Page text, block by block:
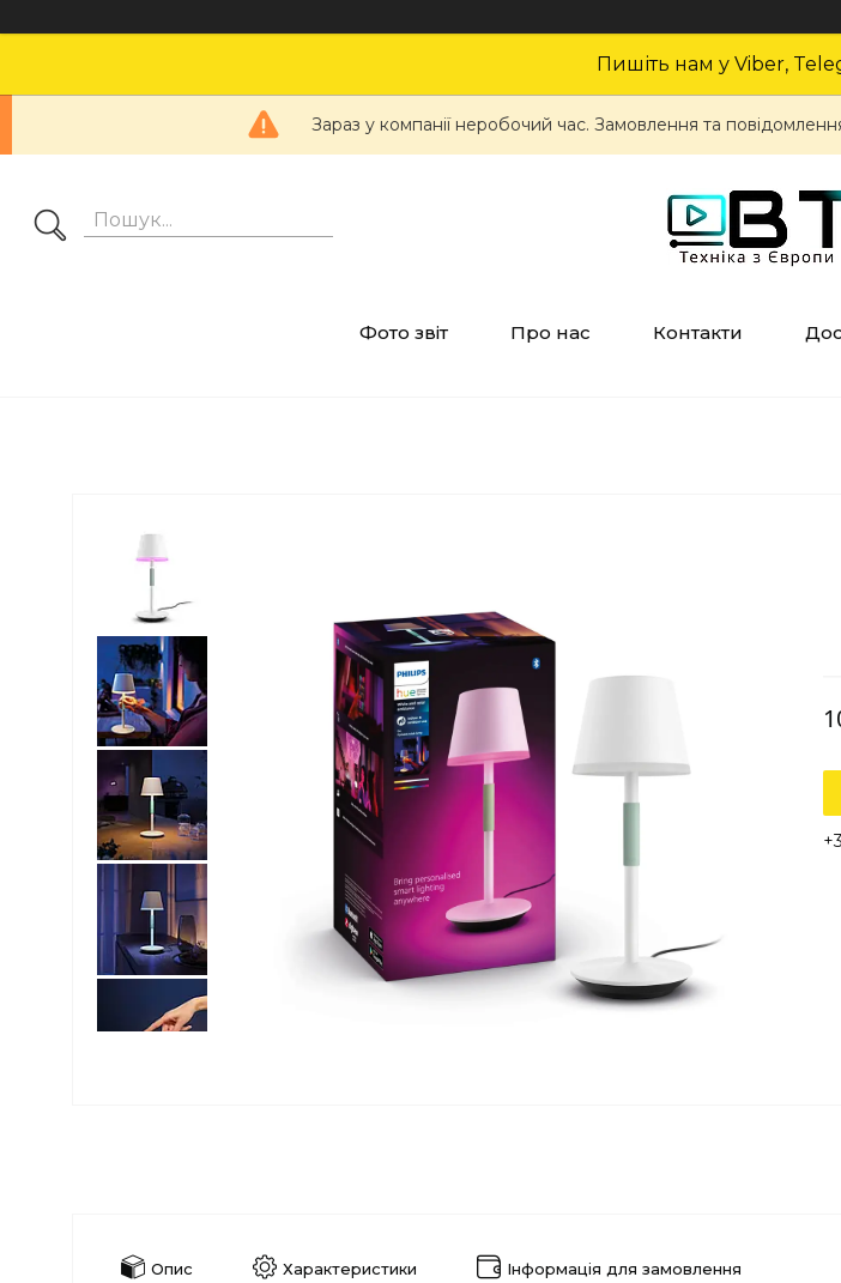
Пишіть нам у Viber,
Зараз у компанії неробочий час. Замовлення та
Фото звіт Про нас Контакти
Опис Характеристики Інформація для замовлення